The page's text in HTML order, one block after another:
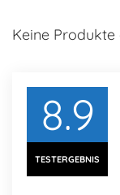
Keine Produkte
8.9
TESTERGEBNIS